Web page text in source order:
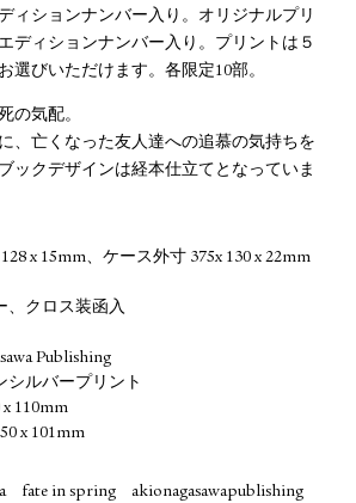
ィションナンバー入り。オリジナルプリ
ディションナンバー入り。プリントは５
選びいただけます。各限定10部。
の気配。
、亡くなった友人達への追慕の気持ちを
ックデザインは経本仕立てとなっていま
x 15mm、ケース外寸 375x 130 x 22mm
、クロス装函入
Publishing
シルバープリント
x 110mm
x 101mm
fate in spring akionagasawapublishing